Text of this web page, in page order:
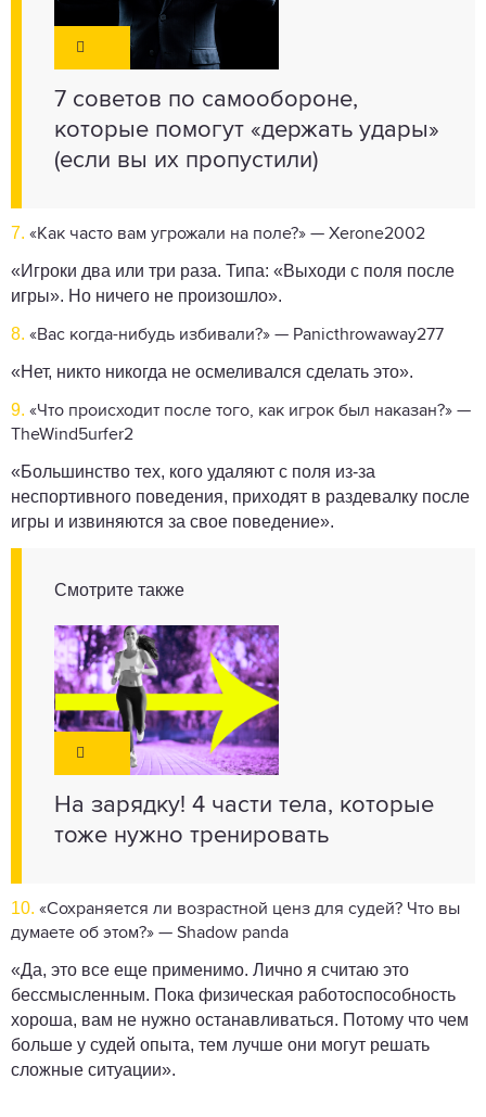
7 советов по самообороне,
которые помогут «держать удары»
(если вы их пропустили)
7. «Как часто вам угрожали на поле?» — Xerone2002
«Игроки два или три раза. Типа: «Выходи с поля после
игры». Но ничего не произошло».
8. «Вас когда-нибудь избивали?» — Panicthrowaway277
«Нет, никто никогда не осмеливался сделать это».
9. «Что происходит после того, как игрок был наказан?» —
TheWind5urfer2
«Большинство тех, кого удаляют с поля из-за
неспортивного поведения, приходят в раздевалку после
игры и извиняются за свое поведение».
Смотрите также
На зарядку! 4 части тела, которые
тоже нужно тренировать
10. «Сохраняется ли возрастной ценз для судей? Что вы
думаете об этом?» — Shadow panda
«Да, это все еще применимо. Лично я считаю это
бессмысленным. Пока физическая работоспособность
хороша, вам не нужно останавливаться. Потому что чем
больше у судей опыта, тем лучше они могут решать
сложные ситуации».